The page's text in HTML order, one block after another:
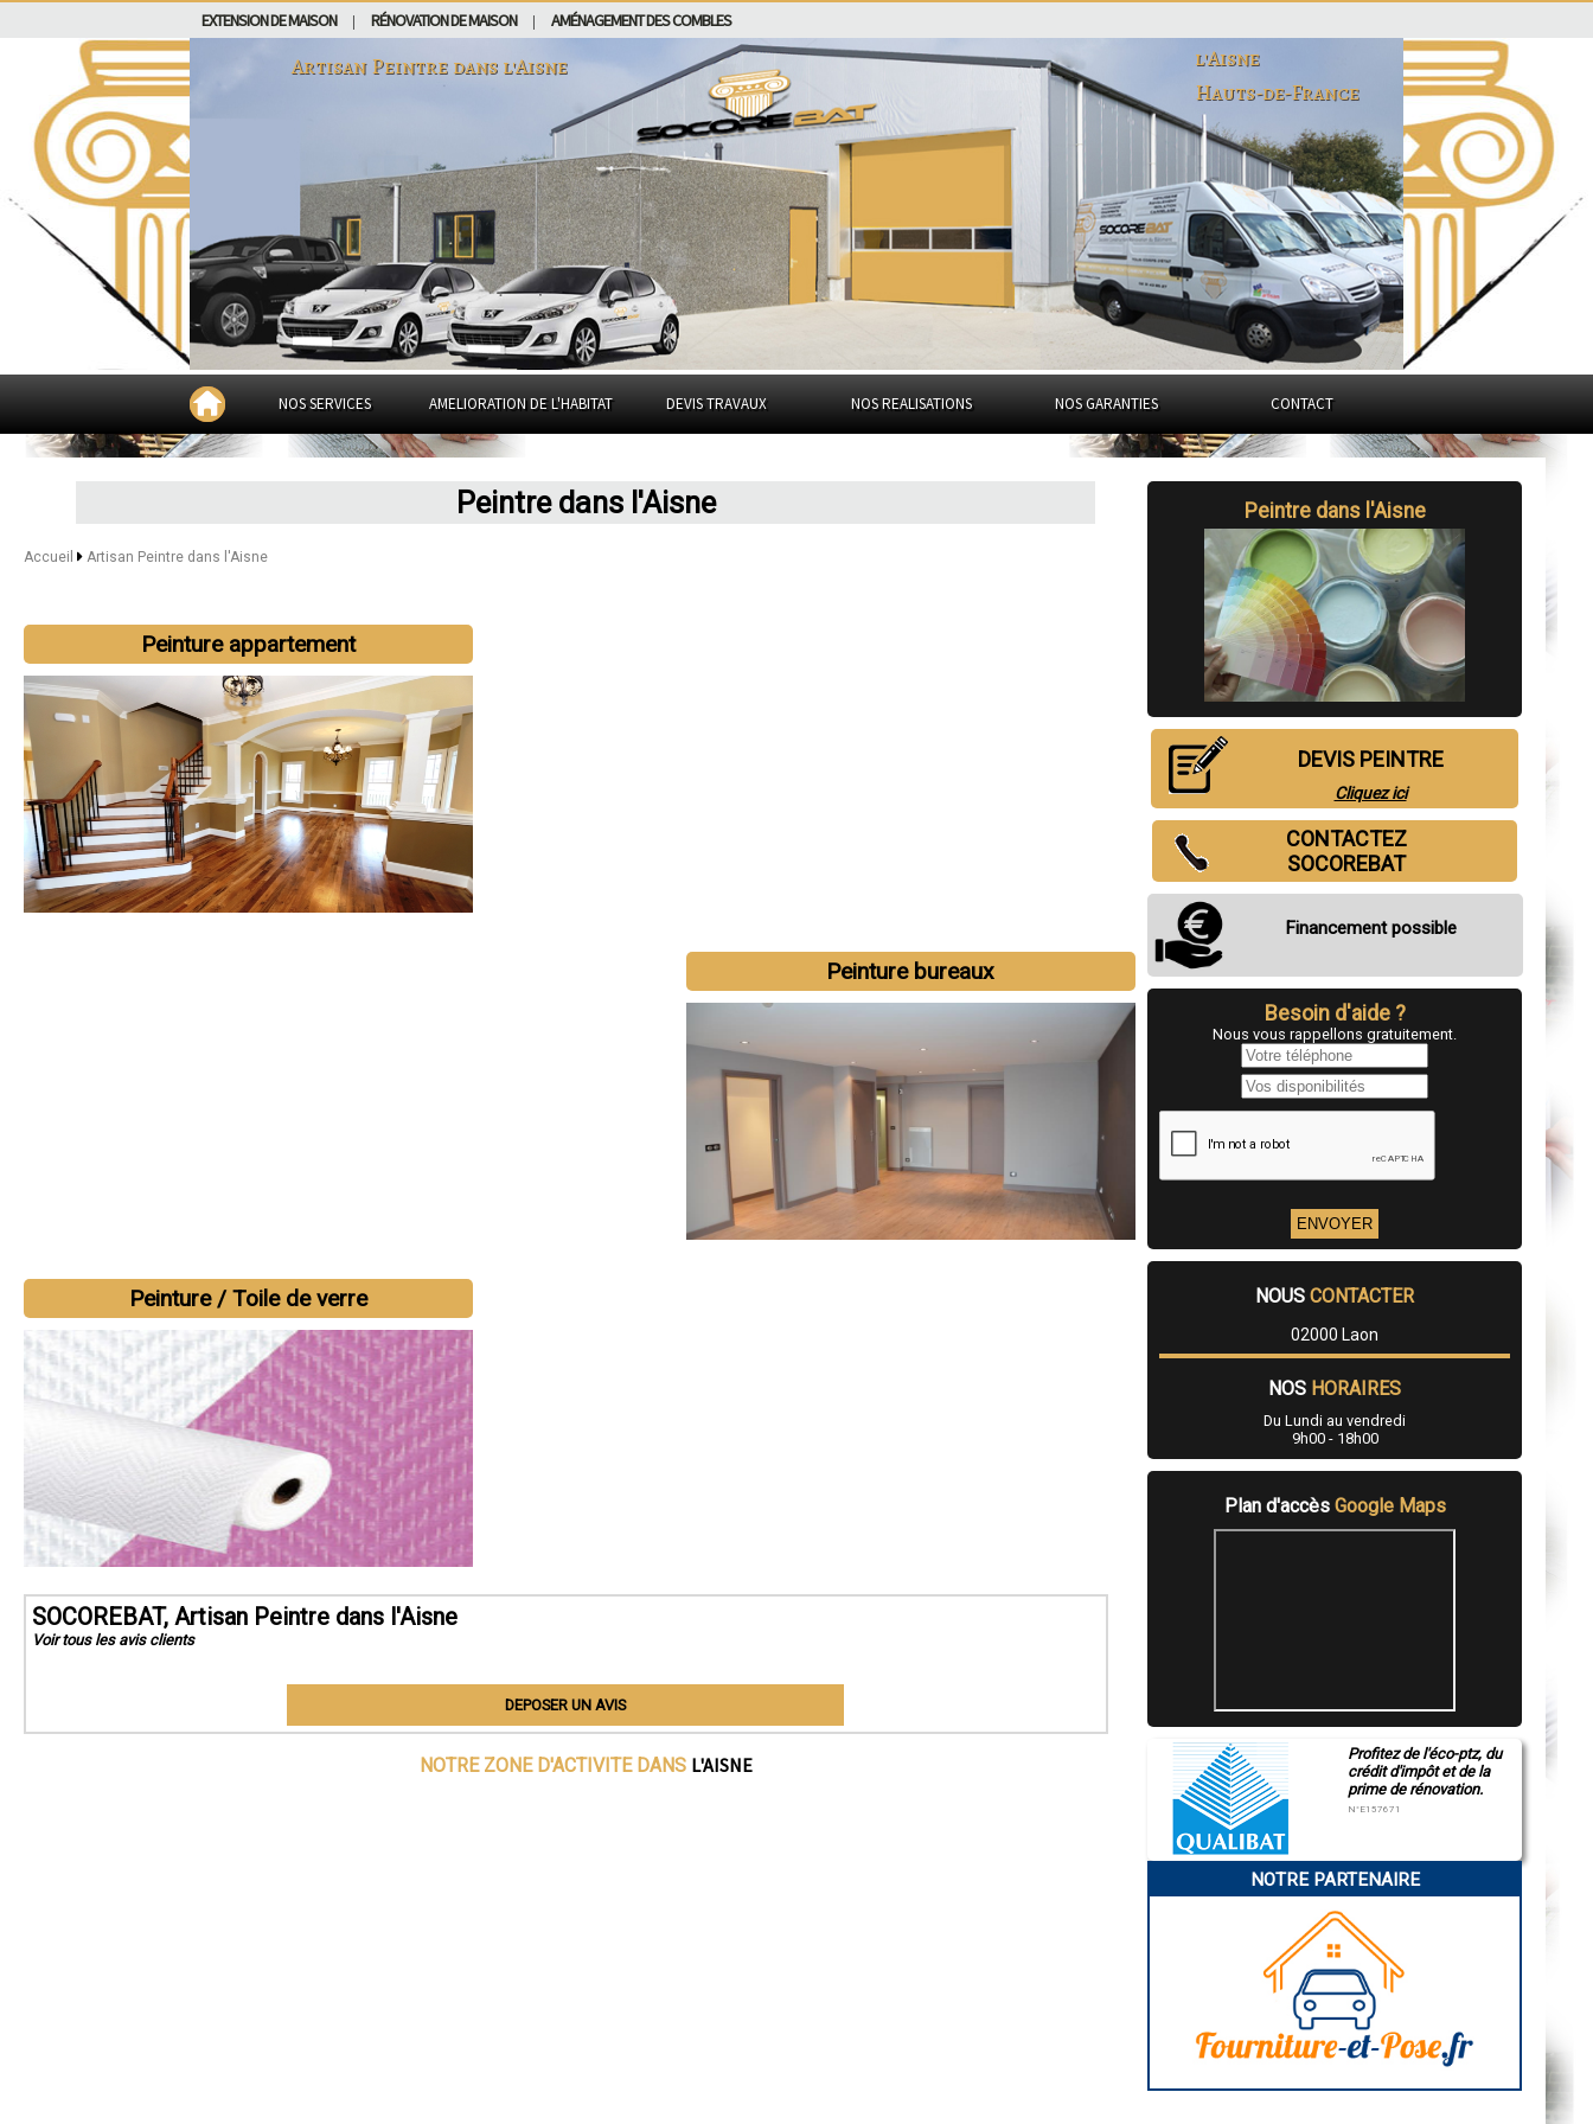
EXTENSION DE MAISON RÉNOVATION DE MAISON AMÉNAGEMENT DES COMBLES
Artisan Peintre dans l'Aisne
l'Aisne
Hauts-de-France
NOS SERVICES AMELIORATION DE L'HABITAT DEVIS TRAVAUX NOS REALISATIONS NOS GARANTIES CONTACT
Peintre dans l'Aisne
Accueil Artisan Peintre dans l'Aisne
Peinture appartement
Peinture bureaux
Peinture / Toile de verre
SOCOREBAT, Artisan Peintre dans l'Aisne
Voir tous les avis clients
DEPOSER UN AVIS
NOTRE ZONE D'ACTIVITE DANS L'AISNE
Peintre dans l'Aisne
DEVIS PEINTRE
Cliquez ici
CONTACTEZ
SOCOREBAT
Financement possible
Besoin d'aide ?
Nous vous rappellons gratuitement.
NOUS CONTACTER
02000 Laon
NOS HORAIRES
Du Lundi au vendredi
9h00 - 18h00
Plan d'accès Google Maps
Profitez de l'éco-ptz, du
crédit d'impôt et de la
prime de rénovation.
N°E157671
NOTRE PARTENAIRE